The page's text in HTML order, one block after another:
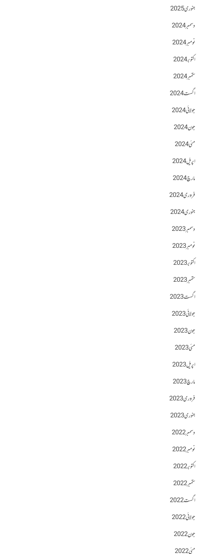
جنوری 2025
دسمبر 2024
نومبر 2024
اکتوبر 2024
ستمبر 2024
اگست 2024
جولائی 2024
جون 2024
مئی 2024
اپریل 2024
مارچ 2024
فروری 2024
جنوری 2024
دسمبر 2023
نومبر 2023
اکتوبر 2023
ستمبر 2023
اگست 2023
جولائی 2023
جون 2023
مئی 2023
اپریل 2023
مارچ 2023
فروری 2023
جنوری 2023
دسمبر 2022
نومبر 2022
اکتوبر 2022
ستمبر 2022
اگست 2022
جولائی 2022
جون 2022